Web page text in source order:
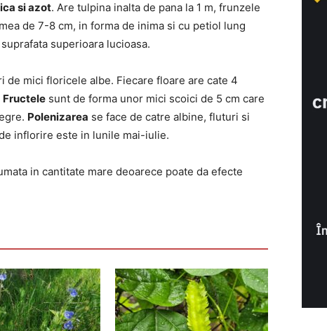
si azot. Are tulpina inalta de pana la 1 m, frunzele
de 7-8 cm, in forma de inima si cu petiol lung
superioara lucioasa.
de mici floricele albe. Fiecare floare are cate 4
Fructele sunt de forma unor mici scoici de 5 cm care
Polenizarea se face de catre albine, fluturi si
inflorire este in lunile mai-iulie.
in cantitate mare deoarece poate da efecte